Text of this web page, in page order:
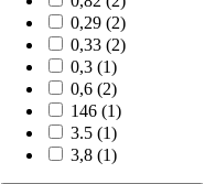
0,29 (2)
0,33 (2)
0,3 (1)
0,6 (2)
146 (1)
3.5 (1)
3,8 (1)